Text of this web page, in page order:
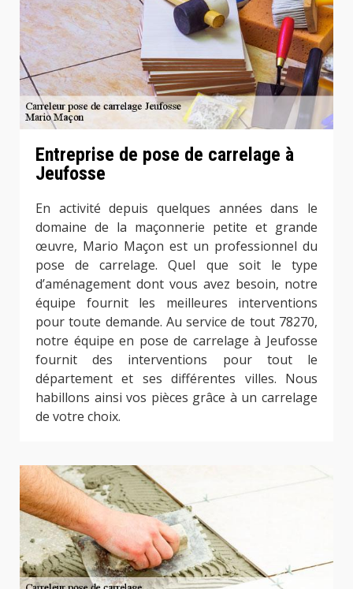
Entreprise de pose de carrelage à
Jeufosse
En activité depuis quelques années dans le
domaine de la maçonnerie petite et grande
œuvre, Mario Maçon est un professionnel du
pose de carrelage. Quel que soit le type
d’aménagement dont vous avez besoin, notre
équipe fournit les meilleures interventions
pour toute demande. Au service de tout 78270,
notre équipe en pose de carrelage à Jeufosse
fournit des interventions pour tout le
département et ses différentes villes. Nous
habillons ainsi vos pièces grâce à un carrelage
de votre choix.